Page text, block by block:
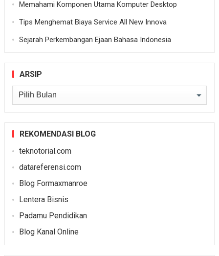
Memahami Komponen Utama Komputer Desktop
Tips Menghemat Biaya Service All New Innova
Sejarah Perkembangan Ejaan Bahasa Indonesia
ARSIP
Arsip
REKOMENDASI BLOG
teknotorial.com
datareferensi.com
Blog Formaxmanroe
Lentera Bisnis
Padamu Pendidikan
Blog Kanal Online